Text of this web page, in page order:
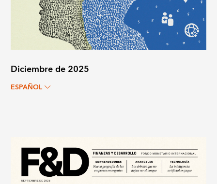
Diciembre de 2025
ESPAÑOL